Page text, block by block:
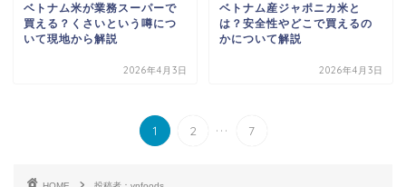
ベトナム米が業務スーパーで
買える？くさいという噂につ
いて現地から解説
2026年4月3日
ベトナム産ジャポニカ米と
は？安全性やどこで買えるの
かについて解説
2026年4月3日
1 2 ... 7